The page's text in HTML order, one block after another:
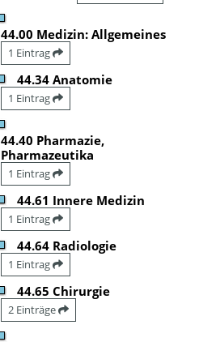
44.00 Medizin: Allgemeines
1 Eintrag
44.34 Anatomie
1 Eintrag
44.40 Pharmazie,
Pharmazeutika
1 Eintrag
44.61 Innere Medizin
1 Eintrag
44.64 Radiologie
1 Eintrag
44.65 Chirurgie
2 Einträge